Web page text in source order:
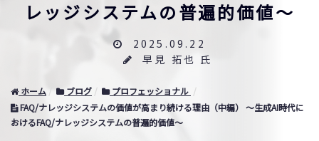
レッジシステムの普遍的価値～
2025.09.22
早見 拓也 氏
ホーム ブログ
プロフェッショナル
FAQ/ナレッジシステムの価値が高まり続ける理由（中編） ～生成AI時代に
おけるFAQ/ナレッジシステムの普遍的価値～